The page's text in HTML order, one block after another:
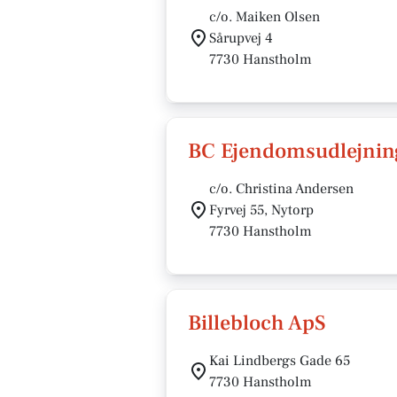
c/o. Maiken Olsen
Sårupvej 4
7730 Hanstholm
BC
c/o. Christina Andersen
Fyrvej 55, Nytorp
7730 Hanstholm
Billebloch ApS
Kai Lindbergs Gade 65
7730 Hanstholm